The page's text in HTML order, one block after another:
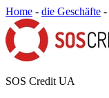
Home - die Geschäfte -
SOS Credit UA